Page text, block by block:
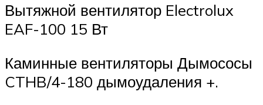
Вытяжной вентилятор Electrolux
EAF-100 15 Вт
Каминные вентиляторы Дымососы
CTHB/4-180 дымоудаления +.